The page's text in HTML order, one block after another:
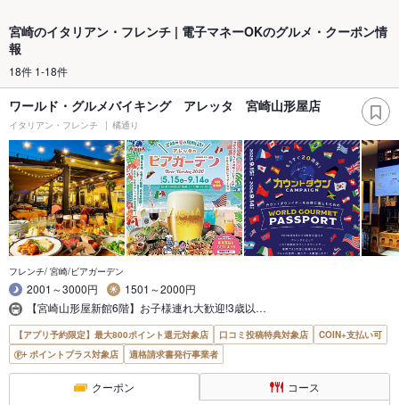
宮崎のイタリアン・フレンチ | 電子マネーOKのグルメ・クーポン情
報
18件 1-18件
ワールド・グルメバイキング アレッタ 宮崎山形屋店
イタリアン・フレンチ 橘通り
フレンチ/ 宮崎/ビアガーデン
2001～3000円
1501～2000円
【宮崎山形屋新館6階】お子様連れ大歓迎!3歳以…
【アプリ予約限定】最大800ポイント還元対象店 口コミ投稿特典対象店
COIN+支払い可
ポイントプラス対象店
適格請求書発行事業者
クーポン コース